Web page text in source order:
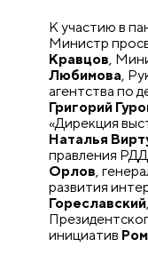
К участию в
Министр
Кравцов,
Любимова,
агентства по
Григорий
«Дирекция
Наталья
правления
Орлов,
развития
Гореславский
инициатив